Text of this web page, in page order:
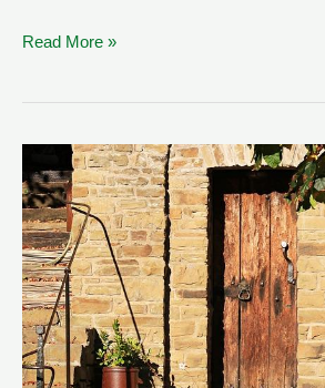
Otevření
Dveří
☎️
721
145
237
NONSTOP
Read More »